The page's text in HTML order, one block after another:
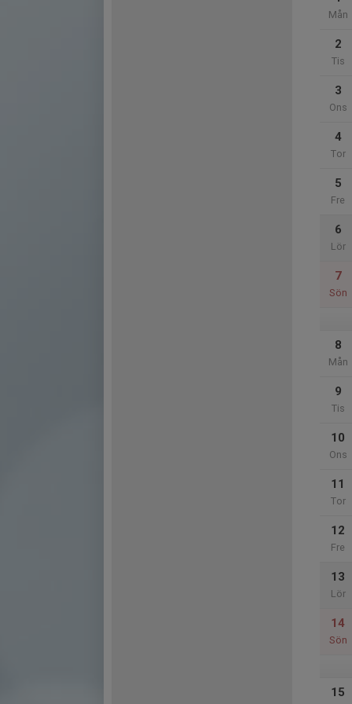
Mån
2
Tis
3
Ons
4
Tor
5
Fre
6
Lör
7
Sön
8
Mån
9
Tis
10
Ons
11
Tor
12
Fre
13
Lör
14
Sön
15